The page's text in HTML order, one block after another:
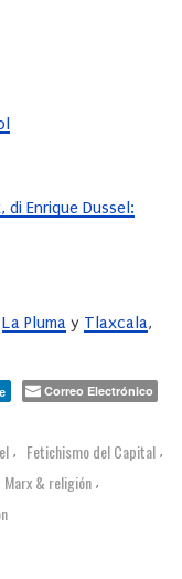
Enrique Dussel:
La Pluma y Tlaxcala,
Correo Electrónico
, Fetichismo del Capital ,
Marx & religión ,